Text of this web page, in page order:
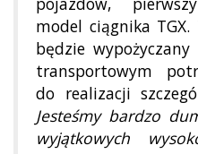
model ciągnika
będzie
transportowym
do realizacji
Jesteśmy bardzo
wyjątkowych